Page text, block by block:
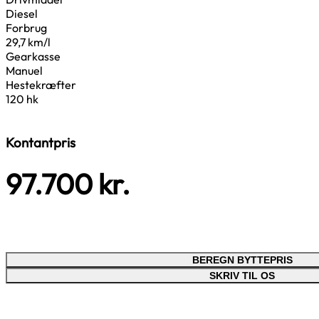
Diesel
Forbrug
29,7 km/l
Gearkasse
Manuel
Hestekræfter
120 hk
Kontantpris
97.700 kr.
BEREGN BYTTEPRIS
SKRIV TIL OS